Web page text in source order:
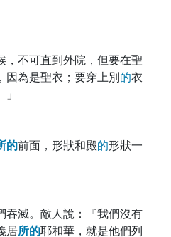
，不可直到外院，但要在聖
因為是聖衣；要穿上別的衣
的前面，形狀和殿的形狀一
吞滅。敵人說：『我們沒有
居所的耶和華，就是他們列